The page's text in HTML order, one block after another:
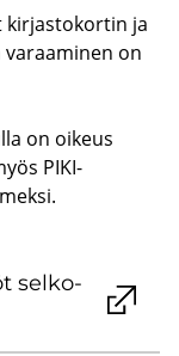
kir­jas­to­kor­tin ja
on
on oi­keus
PIKI-​
sel­ko­